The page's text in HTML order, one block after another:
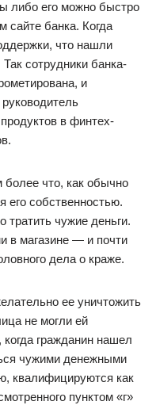
либо его можно быстро
сайте банка. Когда
что нашли
сотрудники банка-
и
в финтех-
более что, как обычно
его собственностью.
тратить чужие деньги.
в магазине — и почти
дела о краже.
ее уничтожить
не могли ей
когда гражданин нашел
чужими денежными
квалифицируются как
пунктом «г»